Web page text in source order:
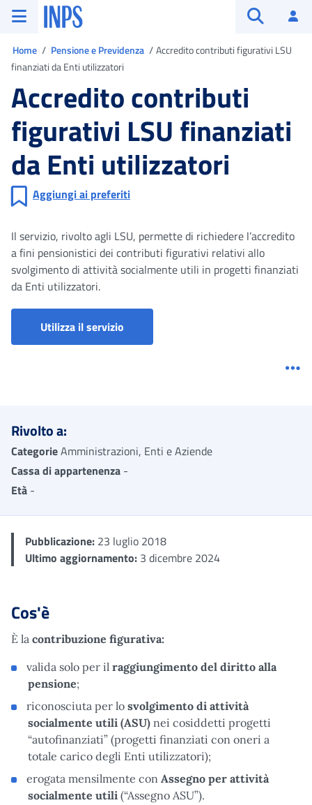
Vai al menu principale
Vai al contenuto principale
Vai al pie' di pagina
INPS ()
Home Pensione e Previdenza
Accredito contributi figurativi LSU
finanziati da Enti utilizzatori
Accredito contributi
figurativi LSU finanziati
da Enti utilizzatori
Aggiungi ai preferiti
Il servizio, rivolto agli LSU, permette di richiedere l’accredito
a fini pensionistici dei contributi figurativi relativi allo
svolgimento di attività socialmente utili in progetti finanziati
da Enti utilizzatori.
Utilizza il servizio
Rivolto a:
CategorieAmministrazioni, Enti e Aziende
Cassa di appartenenza -
Età -
Pubblicazione: 23 luglio 2018
Ultimo aggiornamento: 3 dicembre 2024
Cos'è
È la contribuzione figurativa:
valida solo per il raggiungimento del diritto alla
pensione;
riconosciuta per lo svolgimento di attività
socialmente utili (ASU) nei cosiddetti progetti
“autofinanziati” (progetti finanziati con oneri a
totale carico degli Enti utilizzatori);
erogata mensilmente con Assegno per attività
socialmente utili (“Assegno ASU”).